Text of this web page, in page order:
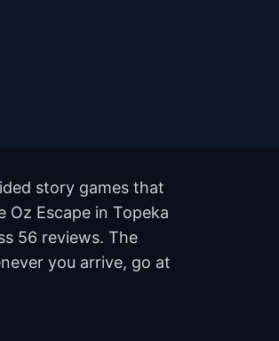
story games that
Escape in Topeka
56 reviews. The
you arrive, go at